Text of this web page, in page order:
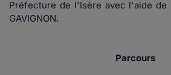
Préfecture de l'Isère avec l'aide de
GAVIGNON.
Parcours